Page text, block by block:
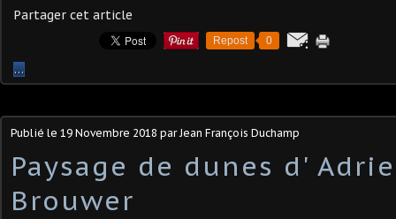
Partager cet article
Repost 0
…
Publié le 19 Novembre 2018 par Jean François Duchamp
Paysage de dunes d'
Brouwer